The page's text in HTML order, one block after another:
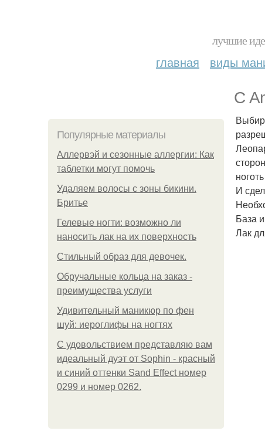
лучшие
главная виды
С
Популярные материалы
Аллервэй и сезонные аллергии: Как
таблетки могут помочь
Удаляем волосы с зоны бикини.
Бритье
Гелевые ногти: возможно ли
наносить лак на их поверхность
Стильный образ для девочек.
Обручальные кольца на заказ -
преимущества услуги
Удивительный маникюр по фен
шуй: иероглифы на ногтях
С удовольствием представляю вам
идеальный дуэт от Sophin - красный
и синий оттенки Sand Effect номер
0299 и номер 0262.
И
База
Лак